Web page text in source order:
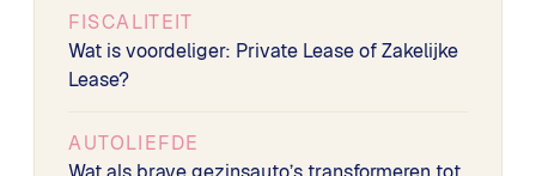
FISCALITEIT
Wat is voordeliger: Private Lease of Zakelijke
Lease?
AUTOLIEFDE